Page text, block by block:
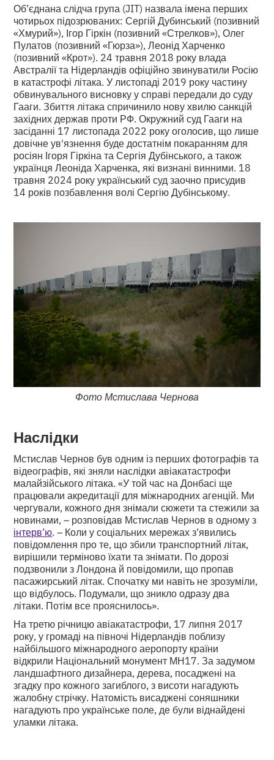
Об’єднана слідча група (JIT) назвала імена перших
чотирьох підозрюваних: Сергій Дубинський (позивний
«Хмурий»), Ігор Гіркін (позивний «Стрелков»), Олег
Пулатов (позивний «Гюрза»), Леонід Харченко
(позивний «Крот»). 24 травня 2018 року влада
Австралії та Нідерландів офіційно звинуватили Росію
в катастрофі літака. У листопаді 2019 року частину
обвинувального висновку у справі передали до суду
Гааги. Збиття літака спричинило нову хвилю санкцій
західних держав проти РФ. Окружний суд Гааги на
засіданні 17 листопада 2022 року оголосив, що лише
довічне ув'язнення буде достатнім покаранням для
росіян Ігоря Гіркіна та Сергія Дубінського, а також
українця Леоніда Харченка, які визнані винними. 18
травня 2024 року український суд заочно присудив
14 років позбавлення волі Сергію Дубінському.
Фото Мстислава Чернова
Наслідки
Мстислав Чернов був одним із перших фотографів та
відеографів, які зняли наслідки авіакатастрофи
малайзійського літака. «У той час на Донбасі ще
працювали акредитації для міжнародних агенцій. Ми
чергували, кожного дня знімали сюжети та стежили за
новинами, – розповідав Мстислав Чернов в одному з
інтерв’ю. – Коли у соціальних мережах з’явились
повідомлення про те, що збили транспортний літак,
вирішили терміново їхати та знімати. По дорозі
подзвонили з Лондона й повідомили, що пропав
пасажирський літак. Спочатку ми навіть не зрозуміли,
що відбулось. Подумали, що зникло одразу два
літаки. Потім все прояснилось».
На третю річницю авіакатастрофи, 17 липня 2017
року, у громаді на півночі Нідерландів поблизу
найбільшого міжнародного аеропорту країни
відкрили Національний монумент МН17. За задумом
ландшафтного дизайнера, дерева, посаджені на
згадку про кожного загиблого, з висоти нагадують
жалобну стрічку. Натомість висаджені соняшники
нагадують про українське поле, де були віднайдені
уламки літака.